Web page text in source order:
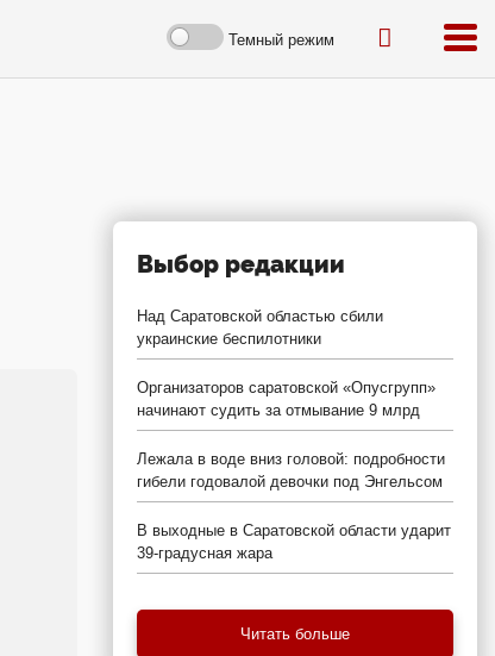
Темный режим
Выбор редакции
Над Саратовской областью сбили
украинские беспилотники
Организаторов саратовской «Опусгрупп»
начинают судить за отмывание 9 млрд
Лежала в воде вниз головой: подробности
гибели годовалой девочки под Энгельсом
В выходные в Саратовской области ударит
39-градусная жара
Читать больше